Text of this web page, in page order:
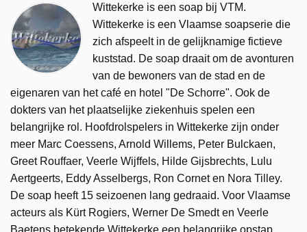
Wittekerke is een soap bij VTM.
Wittekerke is een Vlaamse soapserie die
zich afspeelt in de gelijknamige fictieve
kuststad. De soap draait om de avonturen
van de bewoners van de stad en de
eigenaren van het café en hotel "De Schorre". Ook de
dokters van het plaatselijke ziekenhuis spelen een
belangrijke rol. Hoofdrolspelers in Wittekerke zijn onder
meer Marc Coessens, Arnold Willems, Peter Bulckaen,
Greet Rouffaer, Veerle Wijffels, Hilde Gijsbrechts, Lulu
Aertgeerts, Eddy Asselbergs, Ron Cornet en Nora Tilley.
De soap heeft 15 seizoenen lang gedraaid. Voor Vlaamse
acteurs als Kürt Rogiers, Werner De Smedt en Veerle
Baetens betekende Wittekerke een belangrijke opstap